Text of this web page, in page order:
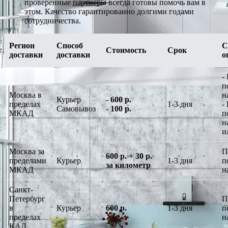
проверенные партнеры всегда готовы помочь вам в
этом. Качество гарантированно долгими годами
сотрудничества.
Регион
доставки
Способ
доставки
Стоимость Срок
Москва в
пределах
МКАД
Курьер
Самовывоз
-600 р.
-100 р.
1-3 дня
-
-
Москва за
пределами
МКАД
Курьер
600 р. + 30 р.
за километр
1-3 дня
Санкт-
Петербург
в
пределах
КАД
Курьер 600 р. 1-3 дня